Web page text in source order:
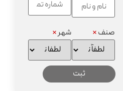
صنف* شهر*